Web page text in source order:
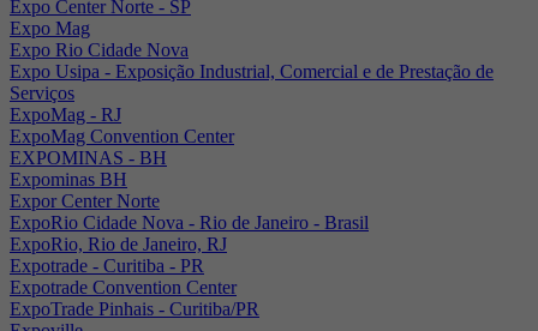
Expo Center Norte - SP
Expo Mag
Expo Rio Cidade Nova
Expo Usipa - Exposição Industrial, Comercial e de Prestação de
Serviços
ExpoMag - RJ
ExpoMag Convention Center
EXPOMINAS - BH
Expominas BH
Expor Center Norte
ExpoRio Cidade Nova - Rio de Janeiro - Brasil
ExpoRio, Rio de Janeiro, RJ
Expotrade - Curitiba - PR
Expotrade Convention Center
ExpoTrade Pinhais - Curitiba/PR